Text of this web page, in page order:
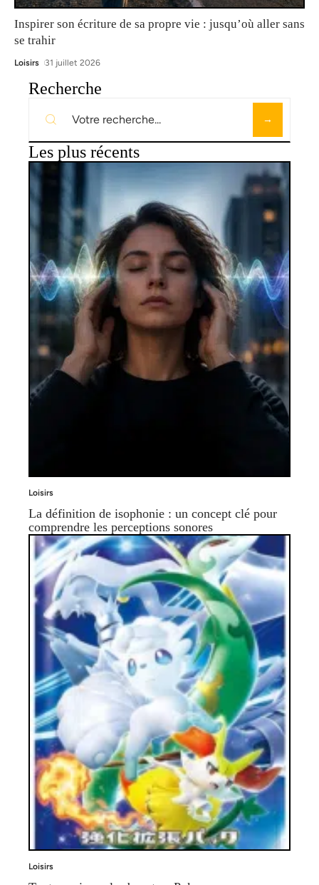
Inspirer son écriture de sa propre vie : jusqu’où aller sans
se trahir
Loisirs 31 juillet 2026
Recherche
Les plus récents
Loisirs
La définition de isophonie : un concept clé pour
comprendre les perceptions sonores
Loisirs